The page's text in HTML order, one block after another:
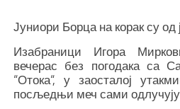
Јуниори Борца на корак су од
Изабраници Игора
вечерас без погодака са
“Отока“, у заосталој
посљедњи меч сами одлучују